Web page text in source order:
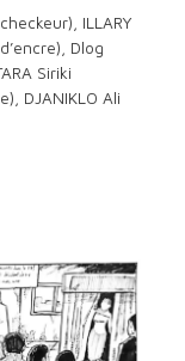
ILLARY
Dlog
Siriki
DJANIKLO Ali